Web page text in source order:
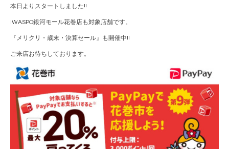
本日よりスタートしました!!
IWASPO銀河モール花巻店も対象店舗です。
『メリクリ・歳末・決算セール』も開催中!!
ご来店お待ちしております。